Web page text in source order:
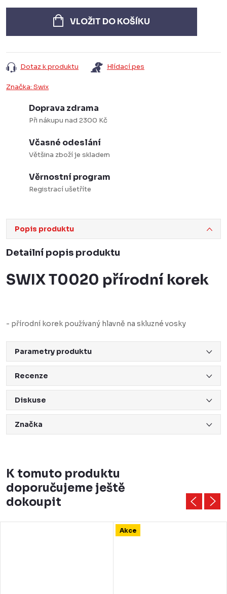
cena:
VLOŽIT DO KOŠÍKU
Dotaz k produktu Hlídací pes
Značka: Swix
Doprava zdrama
Při nákupu nad 2300 Kč
Včasné odeslání
Většina zboží je skladem
Věrnostní program
Registrací ušetříte
Popis produktu
Detailní popis produktu
SWIX T0020 přírodní korek
- přírodní korek používaný hlavně na skluzné vosky
Parametry produktu
Recenze
Diskuse
Značka
K tomuto produktu
doporučujeme ještě
dokoupit
Akce